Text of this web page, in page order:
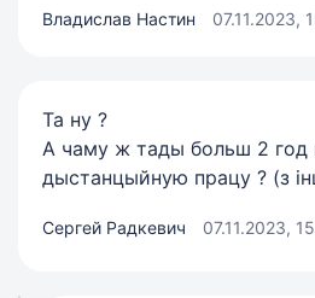
Владислав Настин 07.11.2023,
Та ну ?
А чаму ж тады больш 2 год
дыстанцыйную працу ? (з
Сергей Радкевич 07.11.2023,